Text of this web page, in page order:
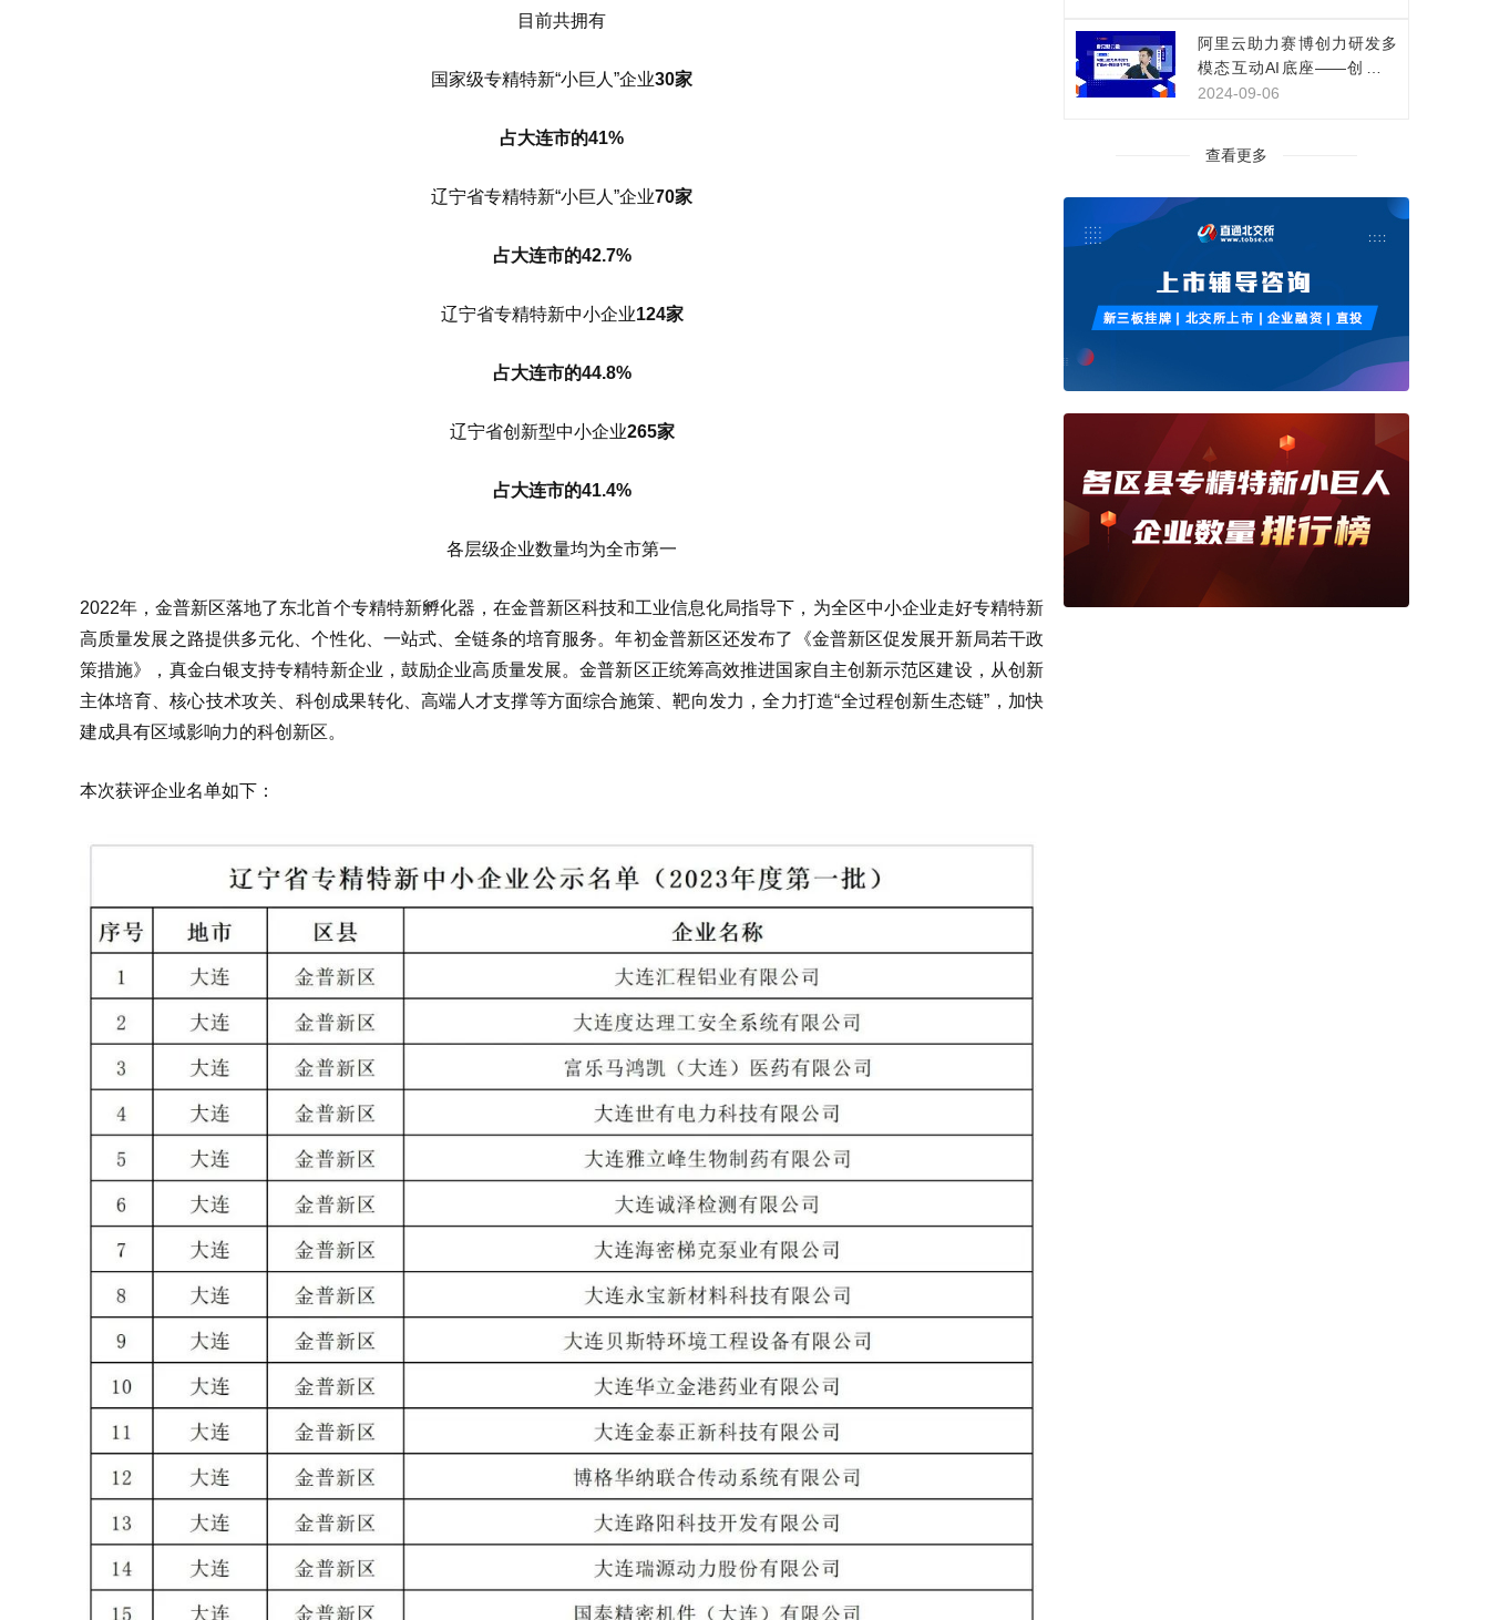
目前共拥有
国家级专精特新“小巨人”企业30家
占大连市的41%
辽宁省专精特新“小巨人”企业70家
占大连市的42.7%
辽宁省专精特新中小企业124家
占大连市的44.8%
辽宁省创新型中小企业265家
占大连市的41.4%
各层级企业数量均为全市第一
2022年，金普新区落地了东北首个专精特新孵化器，在金普新区科技和工业信息化局指导下，为全区中小企业走好专精特新
高质量发展之路提供多元化、个性化、一站式、全链条的培育服务。年初金普新区还发布了《金普新区促发展开新局若干政
策措施》，真金白银支持专精特新企业，鼓励企业高质量发展。金普新区正统筹高效推进国家自主创新示范区建设，从创新
主体培育、核心技术攻关、科创成果转化、高端人才支撑等方面综合施策、靶向发力，全力打造“全过程创新生态链”，加快
建成具有区域影响力的科创新区。
本次获评企业名单如下：
阿里云助力赛博创力研发多
模态互动AI底座——创新影
视IP互动体验
2024-09-06
查看更多